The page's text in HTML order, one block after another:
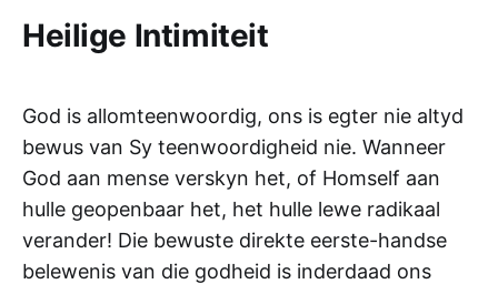
Heilige Intimiteit
God is allomteenwoordig, ons is egter nie altyd
bewus van Sy teenwoordigheid nie. Wanneer
God aan mense verskyn het, of Homself aan
hulle geopenbaar het, het hulle lewe radikaal
verander! Die bewuste direkte eerste-handse
belewenis van die godheid is inderdaad ons